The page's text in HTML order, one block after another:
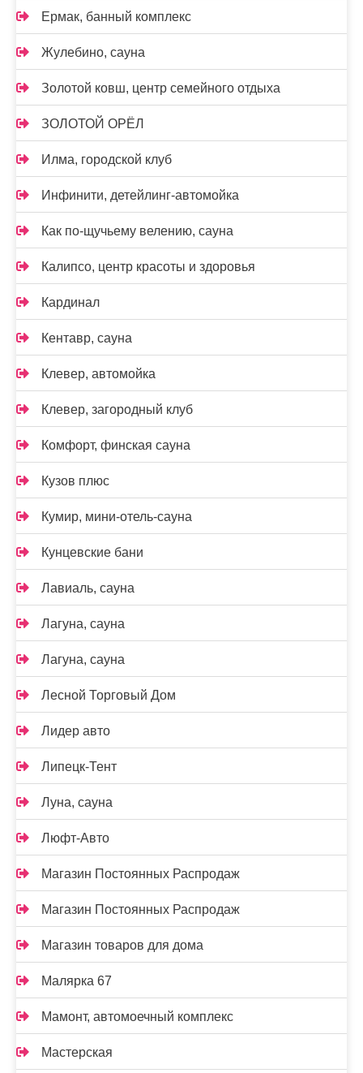
Ермак, банный комплекс
Жулебино, сауна
Золотой ковш, центр семейного отдыха
ЗОЛОТОЙ ОРЁЛ
Илма, городской клуб
Инфинити, детейлинг-автомойка
Как по-щучьему велению, сауна
Калипсо, центр красоты и здоровья
Кардинал
Кентавр, сауна
Клевер, автомойка
Клевер, загородный клуб
Комфорт, финская сауна
Кузов плюс
Кумир, мини-отель-сауна
Кунцевские бани
Лавиаль, сауна
Лагуна, сауна
Лагуна, сауна
Лесной Торговый Дом
Лидер авто
Липецк-Тент
Луна, сауна
Люфт-Авто
Магазин Постоянных Распродаж
Магазин Постоянных Распродаж
Магазин товаров для дома
Малярка 67
Мамонт, автомоечный комплекс
Мастерская